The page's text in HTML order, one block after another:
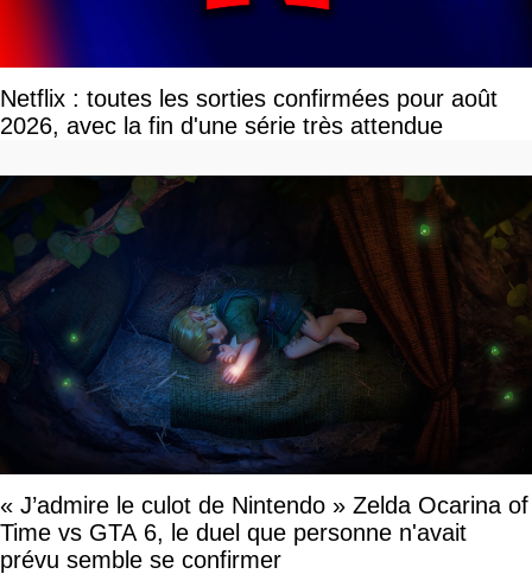
Netflix : toutes les sorties confirmées pour août
2026, avec la fin d'une série très attendue
« J’admire le culot de Nintendo » Zelda Ocarina of
Time vs GTA 6, le duel que personne n'avait
prévu semble se confirmer